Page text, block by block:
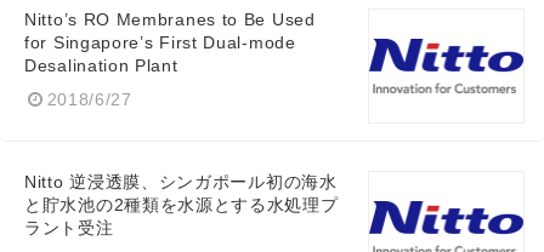
Nitto’s RO Membranes to Be Used
for Singapore’s First Dual-mode
Desalination Plant
2018/6/27
Nitto 逆浸透膜、シンガポール初の海水
と貯水池の2種類を水源とする水処理プ
ラント受注